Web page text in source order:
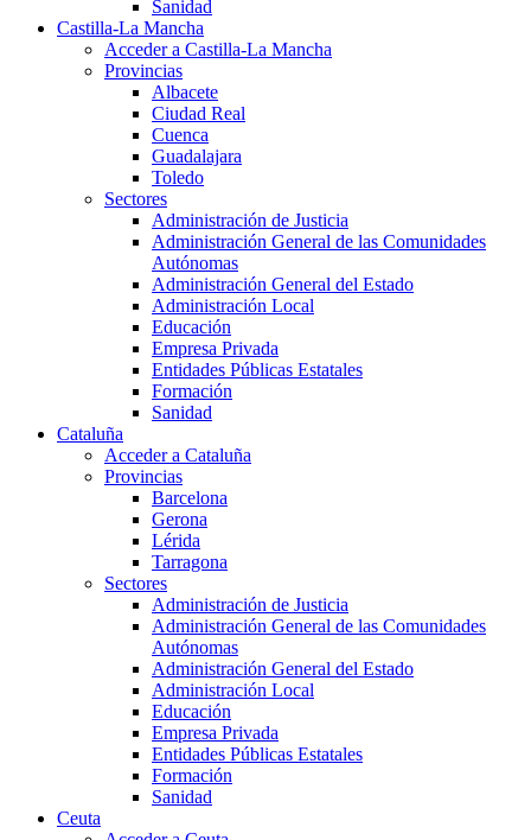
Sanidad
Castilla-La Mancha
Acceder a Castilla-La Mancha
Provincias
Albacete
Ciudad Real
Cuenca
Guadalajara
Toledo
Sectores
Administración de Justicia
Administración General de las Comunidades
Autónomas
Administración General del Estado
Administración Local
Educación
Empresa Privada
Entidades Públicas Estatales
Formación
Sanidad
Cataluña
Acceder a Cataluña
Provincias
Barcelona
Gerona
Lérida
Tarragona
Sectores
Administración de Justicia
Administración General de las Comunidades
Autónomas
Administración General del Estado
Administración Local
Educación
Empresa Privada
Entidades Públicas Estatales
Formación
Sanidad
Ceuta